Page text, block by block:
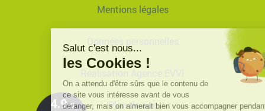
Mentions légales
Données personnelles
Plan de site